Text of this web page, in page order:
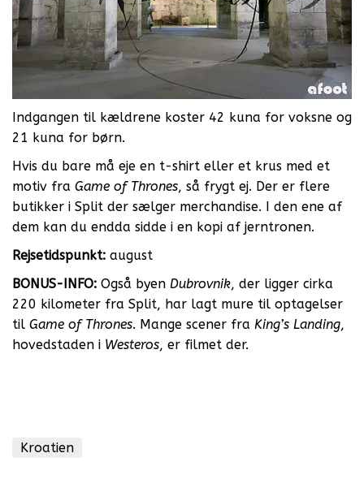
Indgangen til kældrene koster 42 kuna for voksne og
21 kuna for børn.
Hvis du bare må eje en t-shirt eller et krus med et
motiv fra Game of Thrones, så frygt ej. Der er flere
butikker i Split der sælger merchandise. I den ene af
dem kan du endda sidde i en kopi af jerntronen.
Rejsetidspunkt: august
BONUS-INFO: Også byen Dubrovnik, der ligger cirka
220 kilometer fra Split, har lagt mure til optagelser
til Game of Thrones. Mange scener fra King’s Landing,
hovedstaden i Westeros, er filmet der.
Kroatien